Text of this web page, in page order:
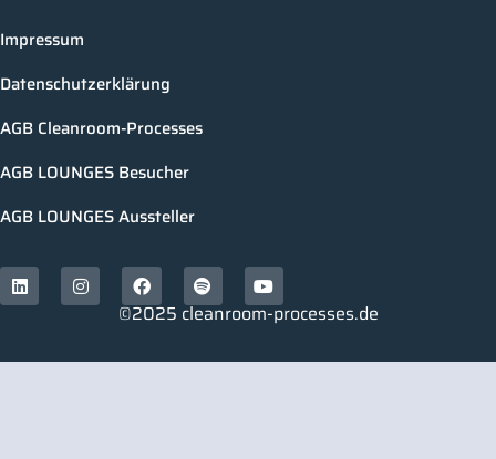
Impressum
Datenschutzerklärung
AGB Cleanroom-Processes
AGB LOUNGES Besucher
AGB LOUNGES Aussteller
©2025 cleanroom-processes.de